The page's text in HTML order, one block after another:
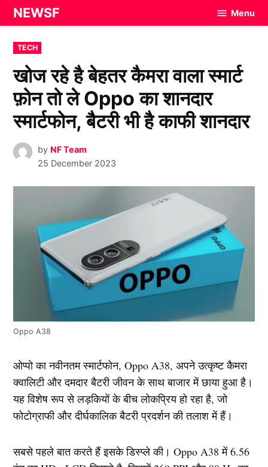
Skip
to
content
NEWSF Menu
POSTED
IN
TECH
खोज रहे है बेहतर कैमरा वाला स्मार्ट
फ़ोन तो ले Oppo का शानदार
स्मार्टफोन, बैटरी भी है काफी शानदार
by NF Team
25 December 2023
Oppo A38
ओप्पो का नवीनतम स्मार्टफोन, Oppo A38, अपने उत्कृष्ट कैमरा
क्वालिटी और दमदार बैटरी जीवन के साथ बाजार में छाया हुआ है।
यह विशेष रूप से लड़कियों के बीच लोकप्रिय हो रहा है, जो
फोटोग्राफी और दीर्घकालिक बैटरी प्रदर्शन की तलाश में हैं।
सबसे पहले बात करते हैं इसके डिस्प्ले की। Oppo A38 में 6.56